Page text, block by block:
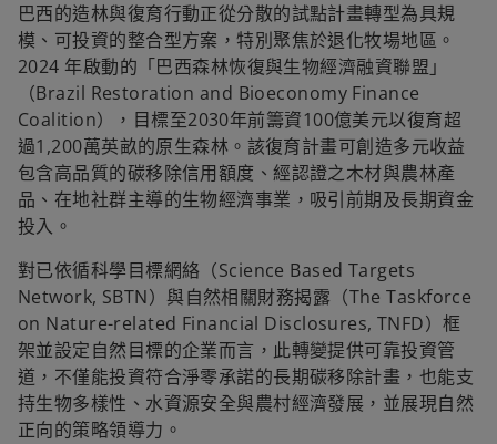
巴西的造林與復育行動正從分散的試點計畫轉型為具規
模、可投資的整合型方案，特別聚焦於退化牧場地區。
2024 年啟動的「巴西森林恢復與生物經濟融資聯盟」
（Brazil Restoration and Bioeconomy Finance
Coalition），目標至2030年前籌資100億美元以復育超
過1,200萬英畝的原生森林。該復育計畫可創造多元收益
包含高品質的碳移除信用額度、經認證之木材與農林產
品、在地社群主導的生物經濟事業，吸引前期及長期資金
投入。
對已依循科學目標網絡（Science Based Targets
Network, SBTN）與自然相關財務揭露（The Taskforce
on Nature-related Financial Disclosures, TNFD）框
架並設定自然目標的企業而言，此轉變提供可靠投資管
道，不僅能投資符合淨零承諾的長期碳移除計畫，也能支
持生物多樣性、水資源安全與農村經濟發展，並展現自然
正向的策略領導力。